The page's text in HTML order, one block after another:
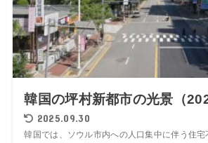
韓国の坪村新都市の光景（
2025.09.30
韓国では、ソウル市内への人口集中に伴う住宅